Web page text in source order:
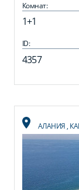
Комнат:
1+1
ID:
4357
АЛАНИЯ,